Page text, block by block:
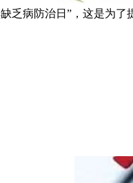
乏病防治日”，这是为